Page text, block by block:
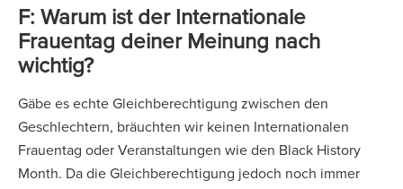
F: Warum ist der Internationale
Frauentag deiner Meinung nach
wichtig?
Gäbe es echte Gleichberechtigung zwischen den
Geschlechtern, bräuchten wir keinen Internationalen
Frauentag oder Veranstaltungen wie den Black History
Month. Da die Gleichberechtigung jedoch noch immer